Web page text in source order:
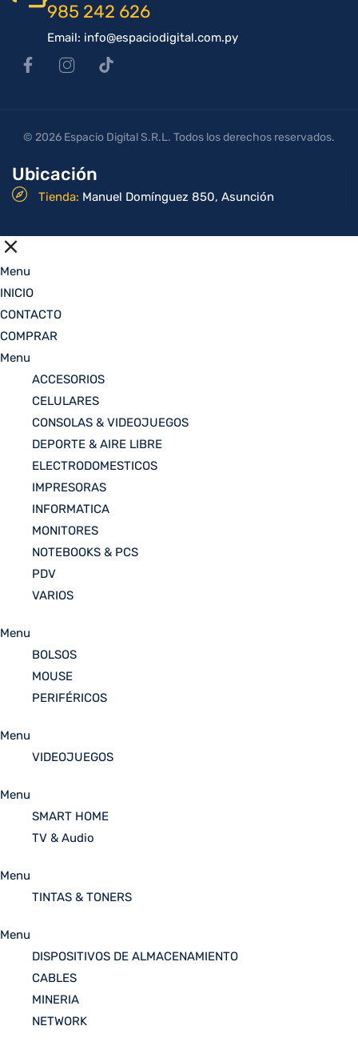
985 242 626
Email: info@espaciodigital.com.py
Ubicación
Tienda: Manuel Domínguez 850, Asunción
© 2026 Espacio Digital S.R.L. Todos los derechos reservados.
Menu
INICIO
CONTACTO
COMPRAR
Menu
ACCESORIOS
CELULARES
CONSOLAS & VIDEOJUEGOS
DEPORTE & AIRE LIBRE
ELECTRODOMESTICOS
IMPRESORAS
INFORMATICA
MONITORES
NOTEBOOKS & PCS
PDV
VARIOS
Menu
BOLSOS
MOUSE
PERIFÉRICOS
Menu
VIDEOJUEGOS
Menu
SMART HOME
TV & Audio
Menu
TINTAS & TONERS
Menu
DISPOSITIVOS DE ALMACENAMIENTO
CABLES
MINERIA
NETWORK